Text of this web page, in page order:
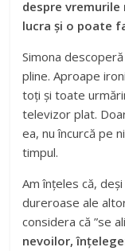
despre
lucra și o poate
Simona
pline. Aproape
toți și toate
televizor plat.
ea, nu încurcă pe
timpul.
Am înțeles că,
dureroase ale
considera că ”se
nevoilor,